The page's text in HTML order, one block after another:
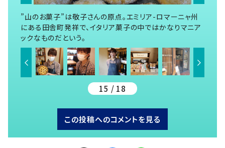
”山のお菓子”は敬子さんの原点。エミリア-ロマーニャ州
にある田舎町発祥で、イタリア菓子の中ではかなりマニア
ックなものだという。
15 / 18
この投稿へのコメントを見る